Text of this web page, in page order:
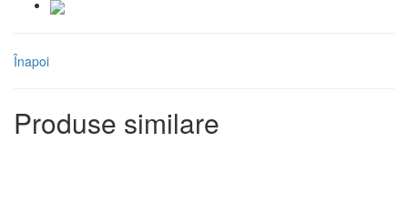
Înapoi
Produse similare